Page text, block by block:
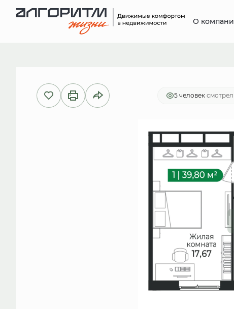
О
1-комнатная 39.8 м2 7 710 454
5 человек